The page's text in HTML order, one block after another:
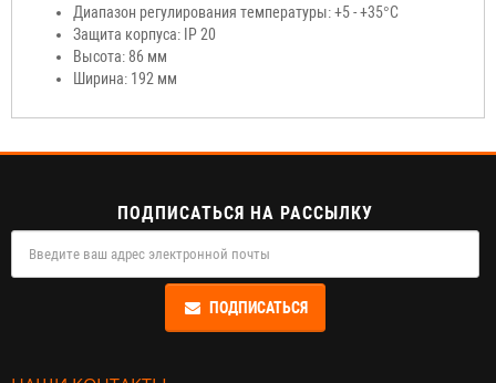
Диапазон регулирования температуры: +5 - +35°C
Защита корпуса: IP 20
Высота: 86 мм
Ширина: 192 мм
ПОДПИСАТЬСЯ НА РАССЫЛКУ
ПОДПИСАТЬСЯ